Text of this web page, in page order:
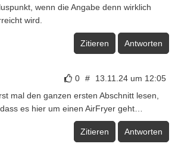
wenn die Angabe denn wirklich
wird.
Zitieren Antworten
0 # 13.11.24 um 12:05
mal den ganzen ersten Abschnitt lesen,
es hier um einen AirFryer geht…
Zitieren Antworten